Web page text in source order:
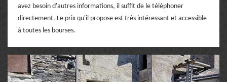
avez besoin d'autres informations, il suffit de le téléphoner
directement. Le prix qu'il propose est très intéressant et accessible
à toutes les bourses.